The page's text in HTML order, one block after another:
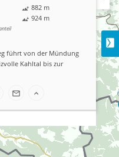
Spessart-Radweg
882 m
km 924 m
km Bayernnetzanteil
führt von der
das reizvolle Kahltal